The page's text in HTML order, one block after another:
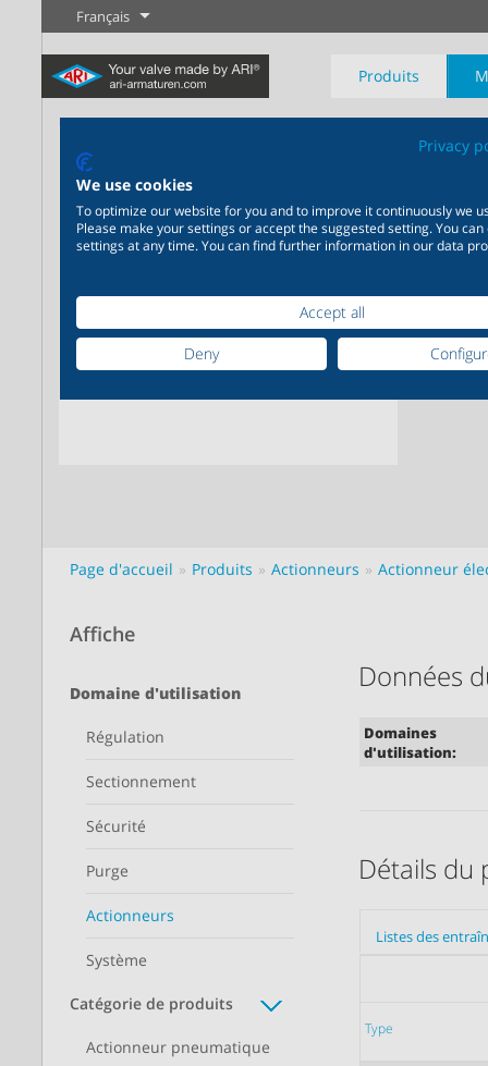
Français
Produits
Nouveautés Régulation
Plus d'information
Industrie
l’industrie – Des systèmes
pour les applications
industrielles les plus
variées
Chimie
chimie – Des solutions
parfaitement coordonnées
en fonction de vos besoins
individuels
Digital Service
Page d'accueil Produits Actionneurs Actionneur
Données
Domaines
d'utilisation:
Détails du
Listes des
Type
Affiche
Domaine d'utilisation
Régulation
Sectionnement
Sécurité
Purge
Actionneurs
Système
Catégorie de produits
Actionneur pneumatique
Privacy
We use cookies
To optimize our website for you and to improve it continuously we
Please make your settings or accept the suggested setting. You
settings at any time. You can find further information in our data
Accept all
Deny